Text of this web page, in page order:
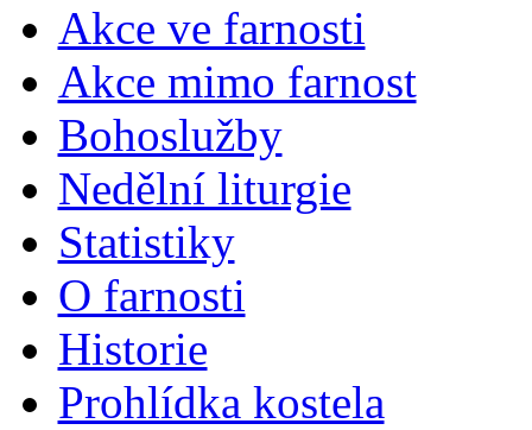
Akce ve farnosti
Akce mimo farnost
Bohoslužby
Nedělní liturgie
Statistiky
O farnosti
Historie
Prohlídka kostela